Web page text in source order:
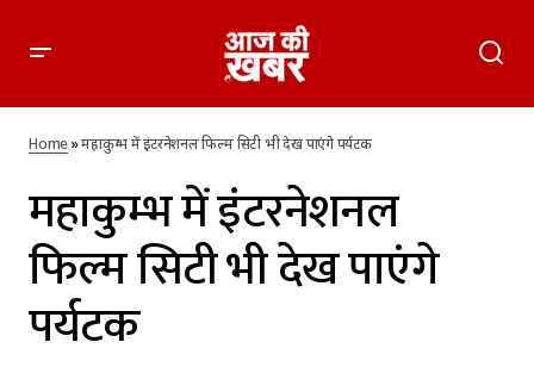
महाकुम्भ में इंटरनेशनल फिल्म सिटी भी देख पाएंगे पर्यटक
Home»महाकुम्भ में इंटरनेशनल फिल्म सिटी भी देख पाएंगे पर्यटक
महाकुम्भ में इंटरनेशनल
फिल्म सिटी भी देख पाएंगे
पर्यटक